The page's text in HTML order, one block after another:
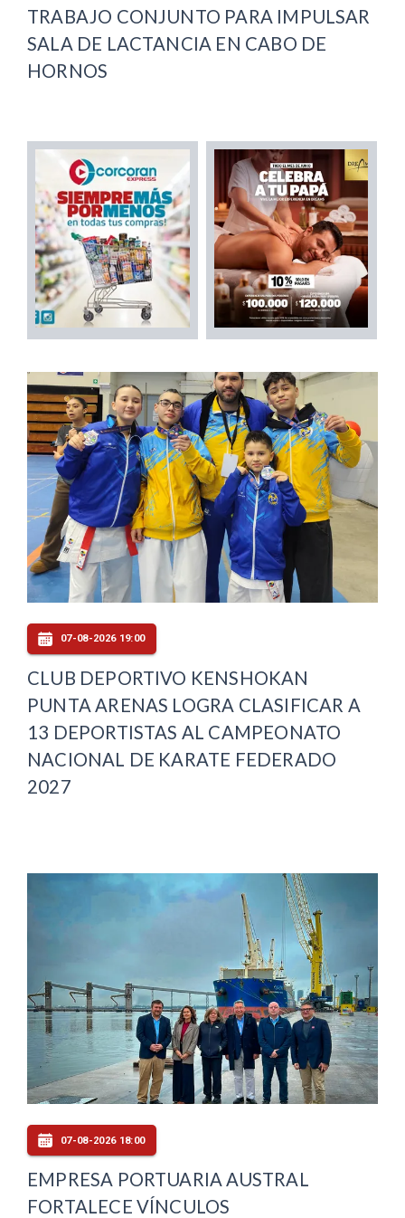
TRABAJO CONJUNTO PARA IMPULSAR
SALA DE LACTANCIA EN CABO DE
HORNOS
07-08-2026 19:00
CLUB DEPORTIVO KENSHOKAN
PUNTA ARENAS LOGRA CLASIFICAR A
13 DEPORTISTAS AL CAMPEONATO
NACIONAL DE KARATE FEDERADO
2027
07-08-2026 18:00
EMPRESA PORTUARIA AUSTRAL
FORTALECE VÍNCULOS